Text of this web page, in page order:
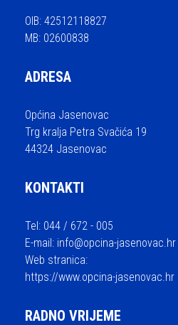
OIB: 42512118827
MB: 02600838
ADRESA
Općina Jasenovac
Trg kralja Petra Svačića 19
44324 Jasenovac
KONTAKTI
Tel: 044 / 672 - 005
E-mail: info@opcina-jasenovac.hr
Web stranica:
https://www.opcina-jasenovac.hr
RADNO VRIJEME